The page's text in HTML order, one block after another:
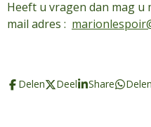
Heeft u vragen dan mag u
mail adres :
Delen Deel Share Delen